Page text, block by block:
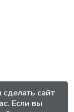
сайт
Если вы